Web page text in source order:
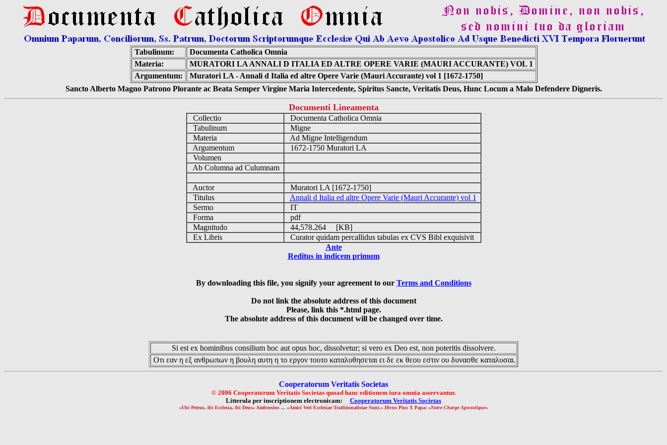
Tabulinum:
Documenta Catholica Omnia
Materia:
MURATORI LA ANNALI D ITALIA ED ALTRE OPERE VARIE (MAURI ACCURANTE) VOL 1
Argumentum:
Muratori LA - Annali d Italia ed altre Opere Varie (Mauri Accurante) vol 1 [1672-1750]
Sancto Alberto Magno Patrono Plorante ac Beata Semper Virgine Maria Intercedente, Spiritus Sancte, Veritatis Deus, Hunc Locum a Malo Defendere Digneris.
Documenti Lineamenta
Collectio
Documenta Catholica Omnia
Tabulinum
Migne
Materia
Ad Migne Intelligendum
Argumentum
1672-1750 Muratori LA
Volumen
Ab Columna ad Culumnam
Auctor
Muratori LA [1672-1750]
Titulus
Annali d Italia ed altre Opere Varie (Mauri Accurante) vol 1
Sermo
IT
Forma
pdf
Magnitudo
44,578.264 [KB]
Ex Libris
Curator quidam percallidus tabulas ex CVS Bibl exquisivit
Ante
Reditus in indicem primum
By downloading this file, you signify your agreement to our Terms and Conditions
Do not link the absolute address of this document
Please, link this *.html page.
The absolute address of this document will be changed over time.
Si est ex hominibus consilium hoc aut opus hoc, dissolvetur; si vero ex Deo est, non poteritis dissolvere.
Οτι εαν η εξ ανθρωπων η βουλη αυτη η το εργον τουτο καταλυθησεται ει δε εκ θεου εστιν ου δυνασθε καταλυσαι.
Cooperatorum Veritatis Societas
© 2006 Cooperatorum Veritatis Societas quoad hanc editionem iura omnia asservantur.
Litterula per inscriptionem electronicam: Cooperatorum Veritatis Societas
«Ubi Petrus, ibi Ecclesia, ibi Deus» Ambrosius ... «Amici Veri Ecclesiae Traditionalistae Sunt.» Divus Pius X Papa: «Notre Charge Apostolique»